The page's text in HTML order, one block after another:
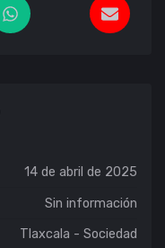
14 de abril de 2025
Sin información
Tlaxcala - Sociedad